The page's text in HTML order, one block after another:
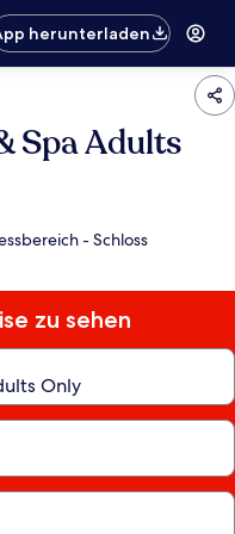
herunterladen
Spa Adults
- Schloss
zu sehen